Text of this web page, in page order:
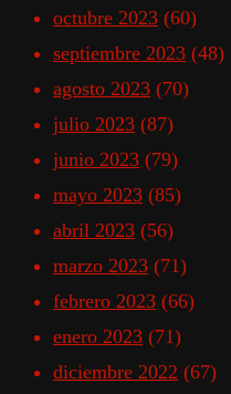
octubre 2023 (60)
septiembre 2023 (48)
agosto 2023 (70)
julio 2023 (87)
junio 2023 (79)
mayo 2023 (85)
abril 2023 (56)
marzo 2023 (71)
febrero 2023 (66)
enero 2023 (71)
diciembre 2022 (67)